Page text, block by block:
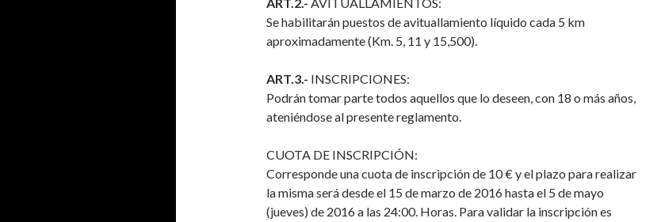
Se habilitarán puestos de avituallamiento líquido cada 5 km
aproximadamente (Km. 5, 11 y 15,500).
ART.3.- INSCRIPCIONES:
Podrán tomar parte todos aquellos que lo deseen, con 18 o más años,
ateniéndose al presente reglamento.
CUOTA DE INSCRIPCIÓN:
Corresponde una cuota de inscripción de 10 € y el plazo para realizar
la misma será desde el 15 de marzo de 2016 hasta el 5 de mayo
(jueves) de 2016 a las 24:00. Horas. Para validar la inscripción es